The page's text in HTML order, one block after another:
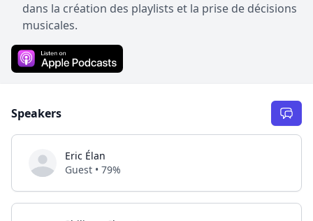
dans la création des playlists et la prise de décisions
musicales.
Speakers
Eric Élan
Guest • 79%